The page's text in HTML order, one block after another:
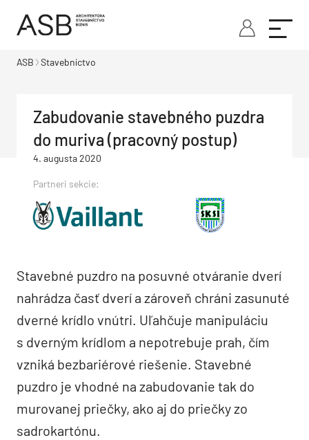
ASB Stavebníctvo
Zabudovanie stavebného puzdra
do muriva (pracovný postup)
4. augusta 2020
Partneri sekcie:
Stavebné puzdro na posuvné otváranie dverí
nahrádza časť dverí a zároveň chráni zasunuté
dverné krídlo vnútri. Uľahčuje manipuláciu
s dverným krídlom a nepotrebuje prah, čím
vzniká bezbariérové riešenie. Stavebné
puzdro je vhodné na zabudovanie tak do
murovanej priečky, ako aj do priečky zo
sadrokartónu.